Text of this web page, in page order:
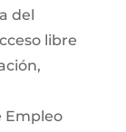
del
libre
Empleo